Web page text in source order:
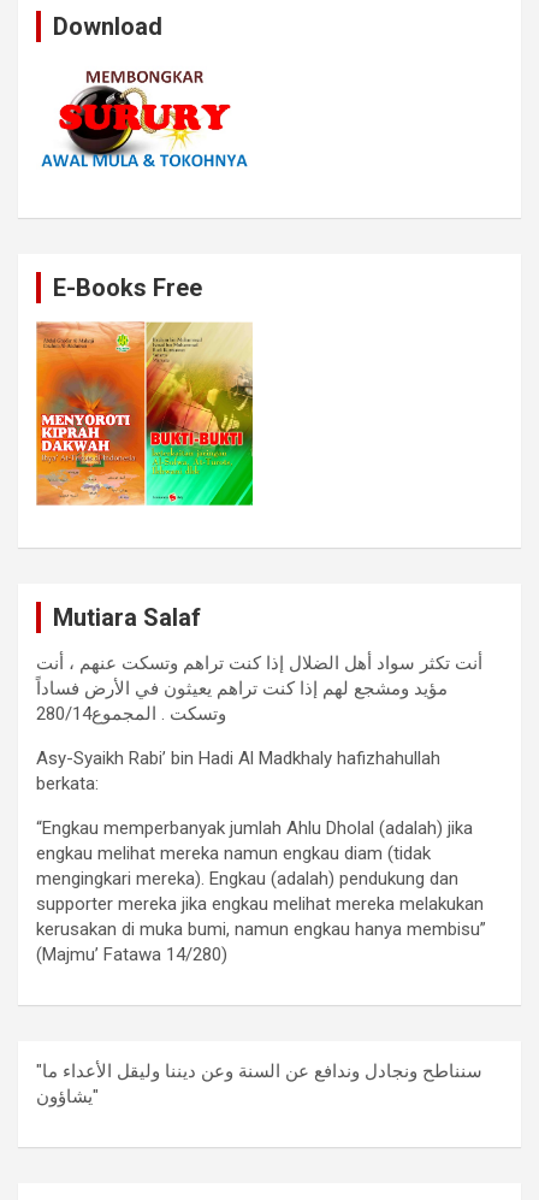
Download
E-Books Free
Mutiara Salaf
أنت تكثر سواد أهل الضلال إذا كنت تراهم وتسكت عنهم ، أنت
مؤيد ومشجع لهم إذا كنت تراهم يعيثون في الأرض فساداً
وتسكت . المجموع280/14
Asy-Syaikh Rabi’ bin Hadi Al Madkhaly hafizhahullah
berkata:
“Engkau memperbanyak jumlah Ahlu Dholal (adalah) jika
engkau melihat mereka namun engkau diam (tidak
mengingkari mereka). Engkau (adalah) pendukung dan
supporter mereka jika engkau melihat mereka melakukan
kerusakan di muka bumi, namun engkau hanya membisu”
(Majmu’ Fatawa 14/280)
"سنناطح ونجادل وندافع عن السنة وعن ديننا وليقل الأعداء ما
يشاؤون"